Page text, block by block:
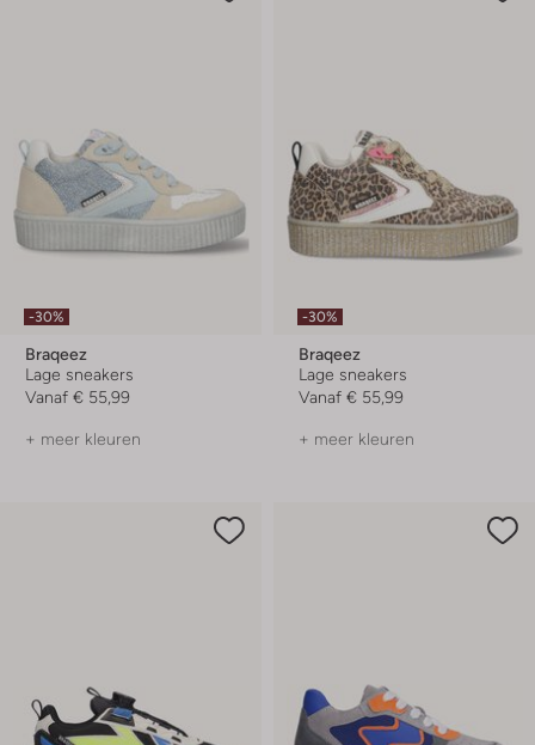
-30%
Braqeez
Lage sneakers
Vanaf € 55,99
+ meer kleuren
-30%
Braqeez
Lage sneakers
Vanaf € 55,99
+ meer kleuren